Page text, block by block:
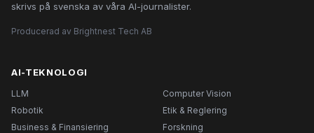
skrivs på svenska av våra AI-journalister.
Producerad av Brightnest Tech AB
AI-TEKNOLOGI
LLM
Computer Vision
Robotik
Etik & Reglering
Business & Finansiering
Forskning